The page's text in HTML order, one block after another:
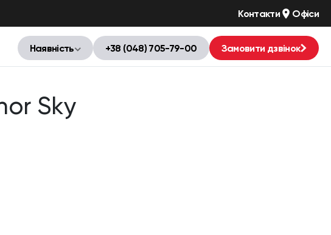
Контакти Офіси
Наявність +38 (048) 705-79-00 Замовити дзвінок
Sky